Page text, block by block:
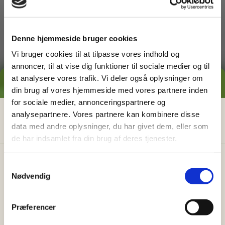
Denne hjemmeside bruger cookies
Vi bruger cookies til at tilpasse vores indhold og
annoncer, til at vise dig funktioner til sociale medier og til
at analysere vores trafik. Vi deler også oplysninger om
din brug af vores hjemmeside med vores partnere inden
for sociale medier, annonceringspartnere og
analysepartnere. Vores partnere kan kombinere disse
data med andre oplysninger, du har givet dem, eller som
de har indsamlet fra din brug af deres tjenester.
Nødvendig
Præferencer
Græsslåning
GRATIS PRISESTIMAT
Hvad koster detegentligat få
hjælp i haven?
Få vores prisguide med faste timepriser, eksempler
Konkrete eksempler på typiske opgaver
Sådan sparer du 26% med servicefradraget